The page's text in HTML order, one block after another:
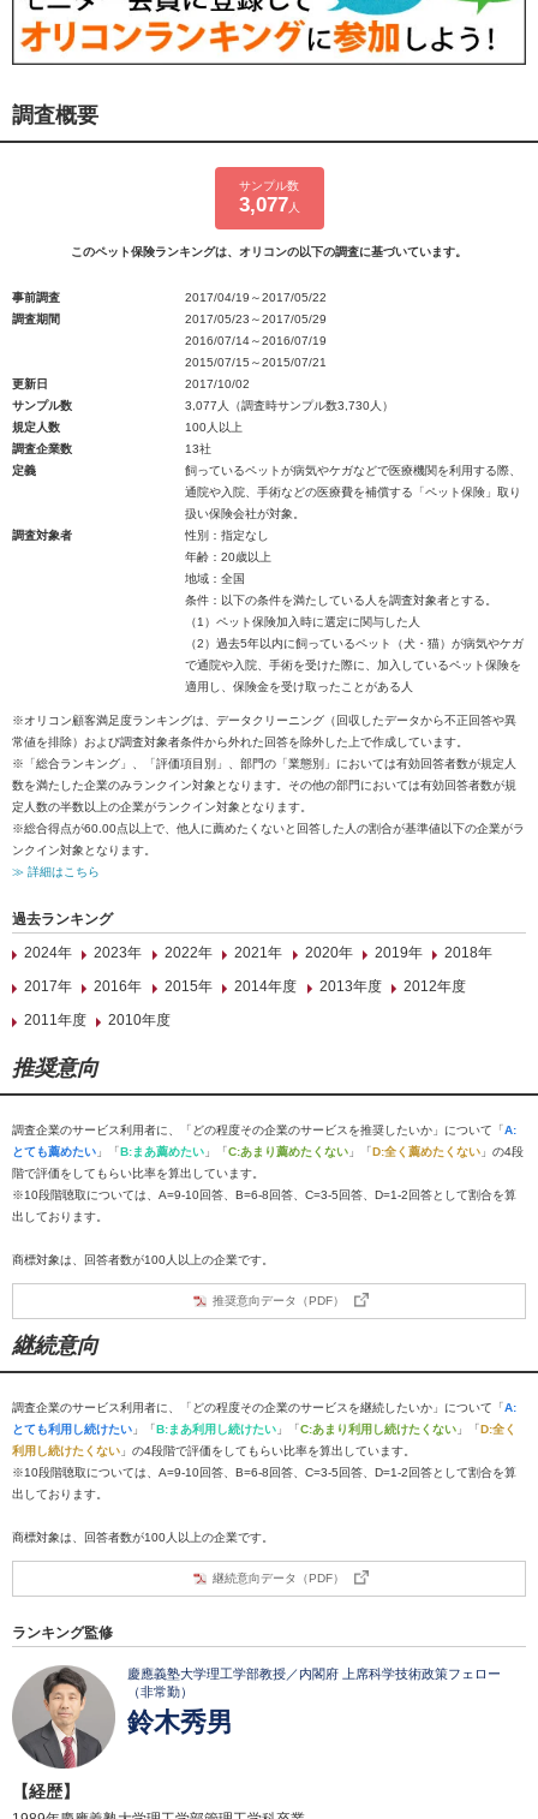
調査概要
サンプル数
3,077 人
このペット保険ランキングは、オリコンの以下の調査に基づいています。
事前調査
2017/04/19～2017/05/22
調査期間
2017/05/23～2017/05/29
2016/07/14～2016/07/19
2015/07/15～2015/07/21
更新日
2017/10/02
サンプル数
3,077人（調査時サンプル数3,730人）
規定人数
100人以上
調査企業数
13社
定義
飼っているペットが病気やケガなどで医療機関を利用する際、
通院や入院、手術などの医療費を補償する「ペット保険」取り
扱い保険会社が対象。
調査対象者
性別：指定なし
年齢：20歳以上
地域：全国
条件：以下の条件を満たしている人を調査対象者とする。
（1）ペット保険加入時に選定に関与した人
（2）過去5年以内に飼っているペット（犬・猫）が病気やケガ
で通院や入院、手術を受けた際に、加入しているペット保険を
適用し、保険金を受け取ったことがある人
※オリコン顧客満足度ランキングは、データクリーニング（回収したデータから不正回答や異
常値を排除）および調査対象者条件から外れた回答を除外した上で作成しています。
※「総合ランキング」、「評価項目別」、部門の「業態別」においては有効回答者数が規定人
数を満たした企業のみランクイン対象となります。その他の部門においては有効回答者数が規
定人数の半数以上の企業がランクイン対象となります。
※総合得点が60.00点以上で、他人に薦めたくないと回答した人の割合が基準値以下の企業がラ
ンクイン対象となります。
≫ 詳細はこちら
過去ランキング
2024年
2023年 2022年 2021年 2020年 2019年
2018年
2017年
2016年 2015年 2014年度 2013年度
2012年度
2011年度
2010年度
推奨意向
調査企業のサービス利用者に、「どの程度その企業のサービスを推奨したいか」について「A:
とても薦めたい 」「B:まあ薦めたい 」「C:あまり薦めたくない 」「D:全く薦めたくない 」の4段
階で評価をしてもらい比率を算出しています。
※10段階聴取については、A=9-10回答、B=6-8回答、C=3-5回答、D=1-2回答として割合を算
出しております。
商標対象は、回答者数が100人以上の企業です。
推奨意向データ（PDF）
継続意向
調査企業のサービス利用者に、「どの程度その企業のサービスを継続したいか」について「A:
とても利用し続けたい 」「B:まあ利用し続けたい 」「C:あまり利用し続けたくない 」「D:全く
利用し続けたくない 」の4段階で評価をしてもらい比率を算出しています。
※10段階聴取については、A=9-10回答、B=6-8回答、C=3-5回答、D=1-2回答として割合を算
出しております。
商標対象は、回答者数が100人以上の企業です。
継続意向データ（PDF）
ランキング監修
慶應義塾大学理工学部教授／内閣府 上席科学技術政策フェロー
（非常勤）
鈴木秀男
【経歴】